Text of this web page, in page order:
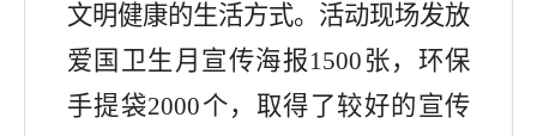
文明健康的生活方式。活动现场发放
爱国卫生月宣传海报1500 张，环保
手提袋2000个，取得了较好的宣传